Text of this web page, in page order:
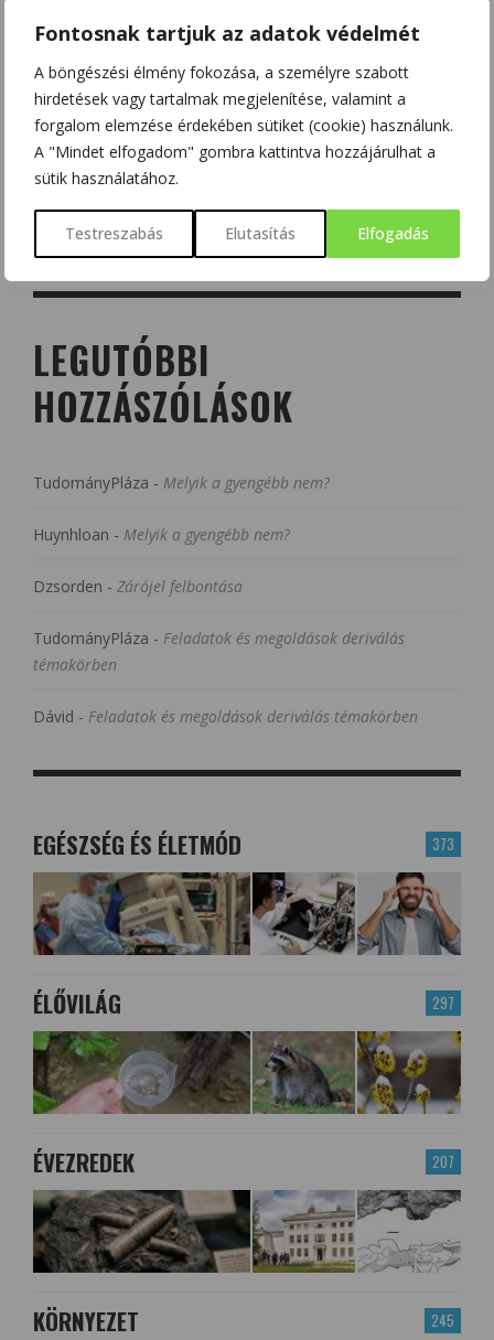
Fontosnak tartjuk az adatok védelmét
A böngészési élmény fokozása, a személyre szabott
hirdetések vagy tartalmak megjelenítése, valamint a
forgalom elemzése érdekében sütiket (cookie) használunk.
A "Mindet elfogadom" gombra kattintva hozzájárulhat a
sütik használatához.
Testreszabás Elutasítás Elfogadás
LEGUTÓBBI
HOZZÁSZÓLÁSOK
TudományPláza - Melyik a gyengébb nem?
Huynhloan - Melyik a gyengébb nem?
Dzsorden - Zárójel felbontása
TudományPláza - Feladatok és megoldások deriválás
témakörben
Dávid - Feladatok és megoldások deriválás témakörben
373
EGÉSZSÉG ÉS ÉLETMÓD
297
ÉLŐVILÁG
207
ÉVEZREDEK
245
KÖRNYEZET